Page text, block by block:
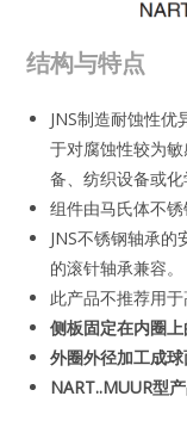
结构与特点
JNS制造耐蚀性
于对腐蚀性较为
备、纺织设备或化
组件由马氏体不锈
JNS不锈钢轴承
的滚针轴承兼容。
此产品不推荐用于
侧板固定在内圈上
外圈外径加工成球
NART..MUUR型产